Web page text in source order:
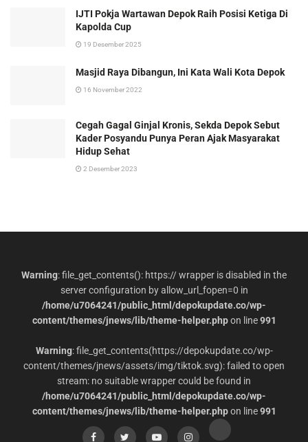
IJTI Pokja Wartawan Depok Raih Posisi Ketiga Di
Kapolda Cup
19 Desember 2025
Masjid Raya Dibangun, Ini Kata Wali Kota Depok
16 November 2022
Cegah Gagal Ginjal Kronis, Sekda Depok Sebut
Kader Posyandu Punya Peran Ajak Masyarakat
Hidup Sehat
2 Desember 2023
Warning: file_get_contents(): https:// wrapper is disabled in the
server configuration by allow_url_fopen=0 in
/home/u7064241/public_html/depokupdate.co/wp-
content/themes/jnews/lib/theme-helper.phpon line991
Warning: file_get_contents(https://depokupdate.co/wp-
content/themes/jnews/assets/img/tiktok.svg): failed to open
stream: no suitable wrapper could be found in
/home/u7064241/public_html/depokupdate.co/wp-
content/themes/jnews/lib/theme-helper.phpon line991